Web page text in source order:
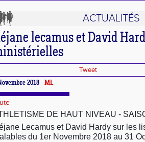
ACTUALITÉS
lecamus et David
Tweet
2018 - ML
DE HAUT NIVEAU -
Lecamus et David Hardy sur les
du 1er Novembre 2018 au 31